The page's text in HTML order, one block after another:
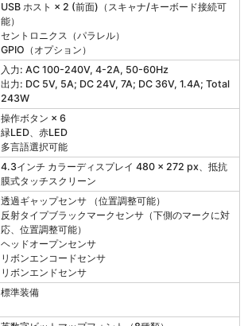
USB ホスト × 2 (前面)（スキャナ/キーボード接続可
能）
セントロニクス（パラレル）
GPIO（オプション）
入力: AC 100-240V, 4-2A, 50-60Hz
出力: DC 5V, 5A; DC 24V, 7A; DC 36V, 1.4A; Total
243W
操作ボタン × 6
緑LED、赤LED
多言語選択可能
4.3インチ カラーディスプレイ 480 × 272 px、抵抗
膜式タッチスクリーン
透過ギャップセンサ （位置調整可能）
反射タイプブラックマークセンサ（下側のマークに対
応、位置調整可能）
ヘッドオープンセンサ
リボンエンコードセンサ
リボンエンドセンサ
標準装備